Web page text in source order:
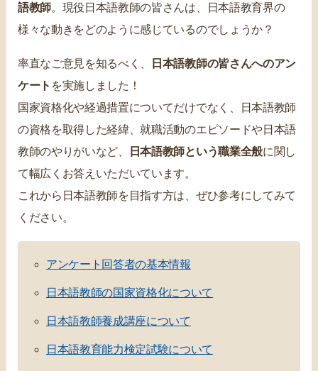
語教師。現役日本語教師の皆さんは、日本語教育界の
様々な動きをどのように感じているのでしょうか？
率直なご意見を知るべく、
日本語教師の皆さんへのアン
ケート を実施しました！
国家資格化や経過措置についてだけでなく、日本語教師
の資格を取得した経緯、就職活動のエピソードや日本語
教師のやりがいなど、
日本語教師という職業全般に関し
て幅広くお答えいただいています。
これから日本語教師を目指す方は、ぜひ参考にしてみて
ください。
アンケート回答者の基本情報
日本語教師の国家資格化について
日本語教師養成講座について
日本語教育能力検定試験について